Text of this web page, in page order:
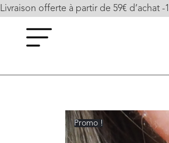
Livraison offerte à partir de 59€ d’achat -
Promo !